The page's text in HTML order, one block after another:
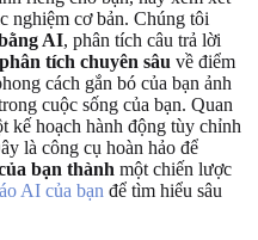
nghiệm cơ bản. Chúng tôi
AI, phân tích câu trả lời
phân tích chuyên sâu về điểm
cách gắn bó của bạn ảnh
cuộc sống của bạn. Quan
kế hoạch hành động tùy chỉnh
là công cụ hoàn hảo để
bạn thành một chiến lược
AI của bạn để tìm hiểu sâu